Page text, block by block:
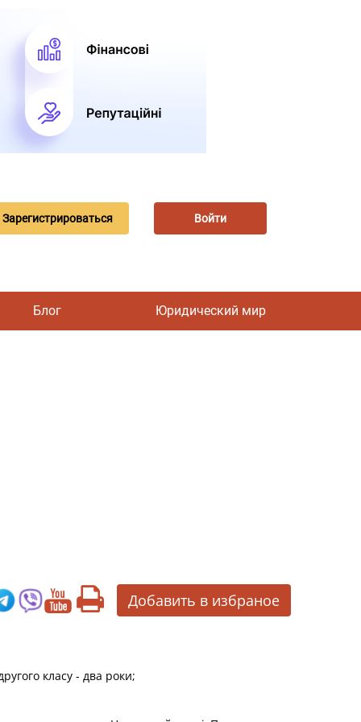
Зарегистрироваться Войти
Блог Юридический мир
Добавить в избраное
класу - два роки;